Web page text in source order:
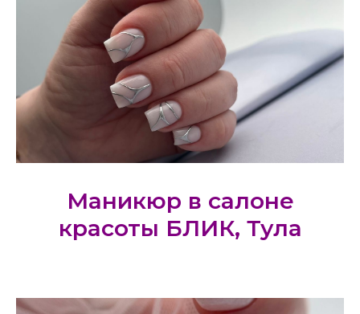
Маникюр в салоне
красоты БЛИК, Тула